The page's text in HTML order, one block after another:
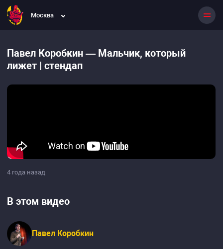
Москва
Павел Коробкин — Мальчик, который
лижет | стендап
4 года назад
В этом видео
Павел Коробкин